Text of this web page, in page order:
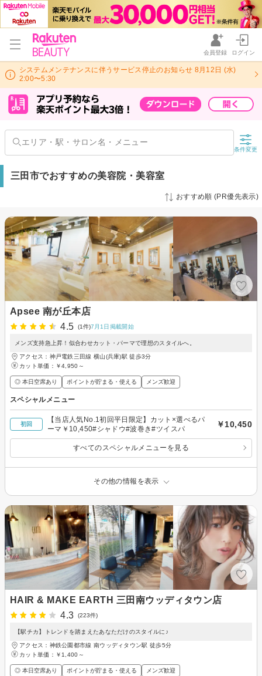
会員登録 ログイン
システムメンテナンスに伴うサービス停止のお知らせ 8月12日 (水)
2:00〜5:30
条件変更
三田市でおすすめの美容院・美容室
おすすめ順 (PR優先表示)
Apsee 南が丘本店
4.5
(1件)7月1日掲載開始
メンズ支持急上昇！似合わせカット・パーマで理想のスタイルへ。
アクセス：神戸電鉄三田線 横山(兵庫)駅 徒歩3分
カット単価： ￥4,950～
◎ 本日空席あり ポイントが貯まる・使える メンズ歓迎
スペシャルメニュー
初回
【当店人気No.1初回平日限定】カット×選べるパ
ーマ￥10,450#シャドウ#波巻き#ツイスパ
￥10,450
すべてのスペシャルメニューを見る
その他の情報を表示
HAIR & MAKE EARTH 三田南ウッディタウン店
4.3
(223件)
【駅チカ】トレンドを踏まえたあなただけのスタイルに♪
アクセス：神鉄公園都市線 南ウッディタウン駅 徒歩5分
カット単価： ￥1,400～
◎ 本日空席あり ポイントが貯まる・使える メンズ歓迎